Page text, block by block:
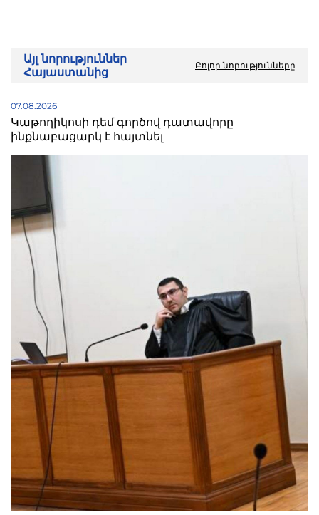
Այլ նորություններ
Հայաստանից
Բոլոր նորությունները
07.08.2026
Կաթողիկոսի դեմ գործով դատավորը
ինքնաբացարկ է հայտնել